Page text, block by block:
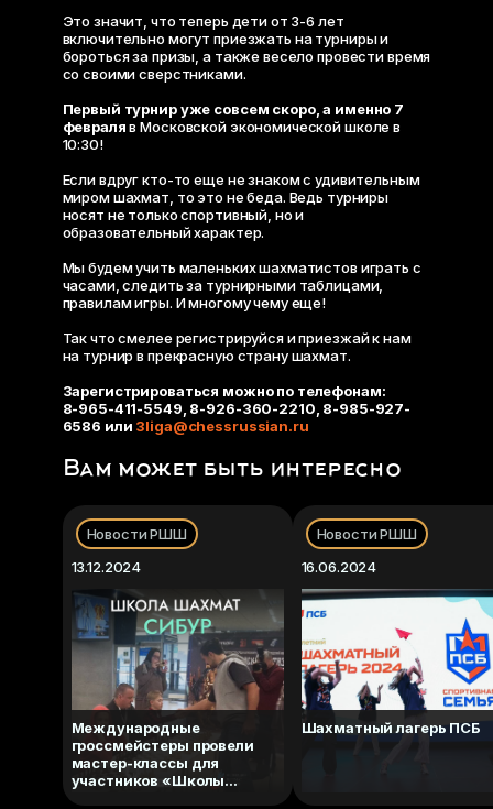
Это значит, что теперь дети от 3-6 лет
включительно могут приезжать на турниры и
бороться за призы, а также весело провести время
со своими сверстниками.
Первый турнир уже совсем скоро, а именно 7
февраляв Московской экономической школе в
10:30!
Если вдруг кто-то еще не знаком с удивительным
миром шахмат, то это не беда. Ведь турниры
носят не только спортивный, но и
образовательный характер.
Мы будем учить маленьких шахматистов играть с
часами, следить за турнирными таблицами,
правилам игры. И многому чему еще!
Так что смелее регистрируйся и приезжай к нам
на турнир в прекрасную страну шахмат.
Зарегистрироваться можно по телефонам:
8-965-411-5549, 8-926-360-2210, 8-985-927-
6586 или 3liga@chessrussian.ru
Вам может быть интересно
Новости РШШ
Международные
гроссмейстеры провели
мастер-классы для
участников «Школы
шахмат СИБУР»
13.12.2024
Новости РШШ
Шахматный лагерь ПСБ
16.06.2024